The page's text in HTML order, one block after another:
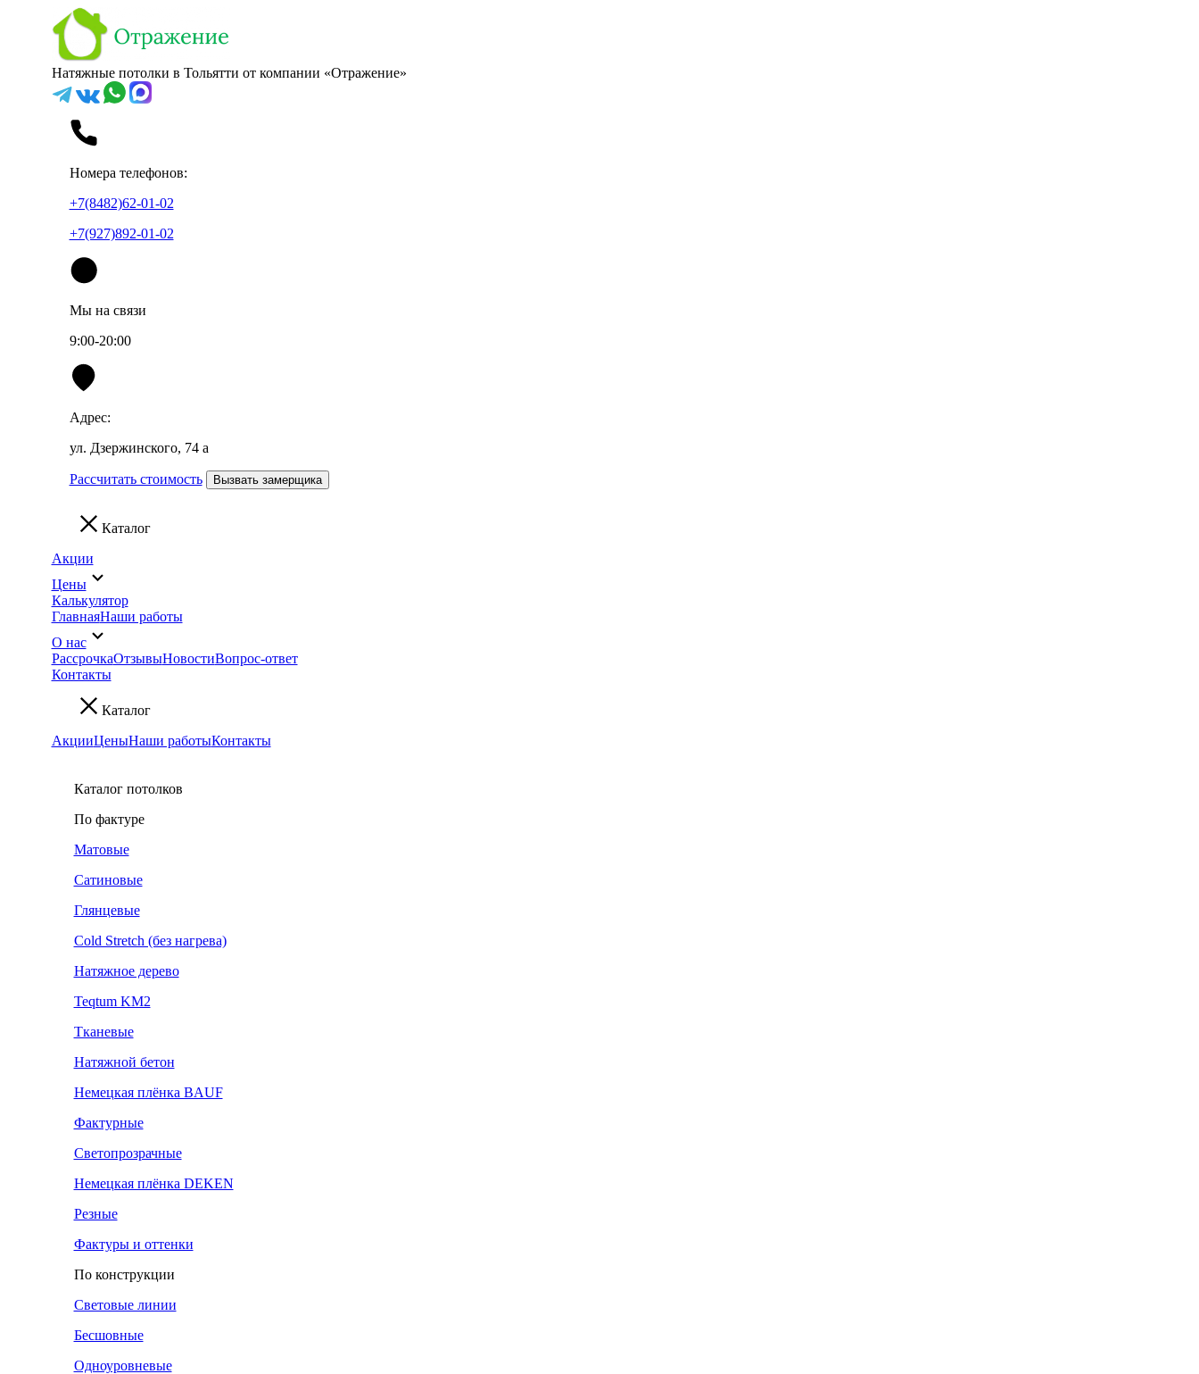
Натяжные потолки в Тольятти от компании «Отражение»
Номера телефонов:
+7(8482)62-01-02
+7(927)892-01-02
Мы на связи
9:00-20:00
Адрес:
ул. Дзержинского, 74 а
Рассчитать стоимость Вызвать замерщика
Каталог
Акции
Цены
Калькулятор
ГлавнаяНаши работы
О нас
РассрочкаОтзывыНовостиВопрос-ответ
Контакты
Каталог
АкцииЦеныНаши работыКонтакты
Каталог потолков
По фактуре
Матовые
Сатиновые
Глянцевые
Cold Stretch (без нагрева)
Натяжное дерево
Teqtum KM2
Тканевые
Натяжной бетон
Немецкая плёнка BAUF
Фактурные
Светопрозрачные
Немецкая плёнка DEKEN
Резные
Фактуры и оттенки
По конструкции
Световые линии
Бесшовные
Одноуровневые